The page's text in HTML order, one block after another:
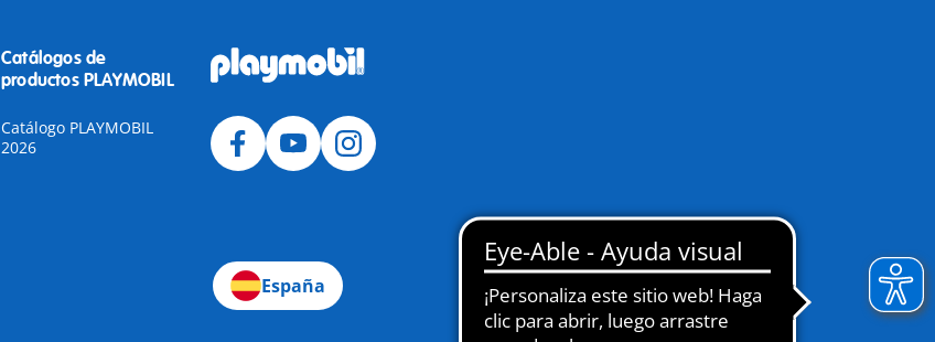
Catálogos de
productos PLAYMOBIL
Catálogo PLAYMOBIL
2026
España